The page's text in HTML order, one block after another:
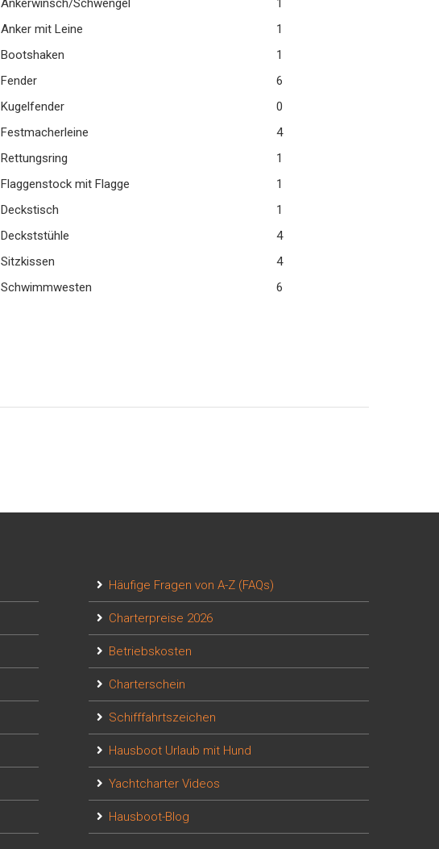
Ankerwinsch/Schwengel
1
Anker mit Leine
1
Bootshaken
1
Fender
6
Kugelfender
0
Festmacherleine
4
Rettungsring
1
Flaggenstock mit Flagge
1
Deckstisch
1
Deckststühle
4
Sitzkissen
4
Schwimmwesten
6
Häufige Fragen von A-Z (FAQs)
Charterpreise 2026
Betriebskosten
Charterschein
Schifffahrtszeichen
Hausboot Urlaub mit Hund
Yachtcharter Videos
Hausboot-Blog